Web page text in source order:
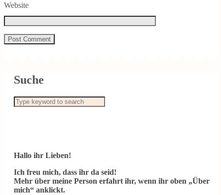
Website
Suche
Hallo ihr Lieben!
Ich freu mich, dass ihr da seid!
Mehr über meine Person erfahrt ihr, wenn ihr oben „Über
mich“ anklickt.